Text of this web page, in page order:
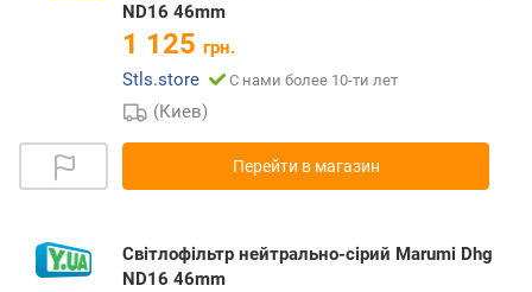
ND16 46mm
1 125 грн.
Stls.store
С нами более 10-ти лет
(Киев)
Перейти в магазин
Світлофільтр нейтрально-сірий Marumi Dhg
ND16 46mm